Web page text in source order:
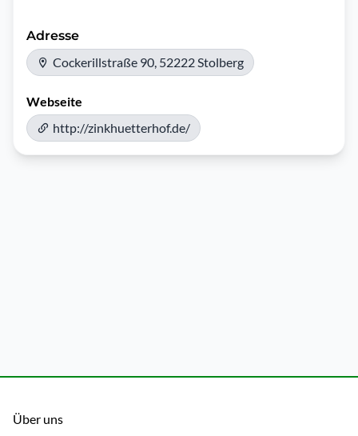
Adresse
Cockerillstraße 90, 52222 Stolberg
Webseite
http://zinkhuetterhof.de/
Über uns